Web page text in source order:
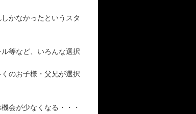
かなかったというスタ
等など、いろんな選択
のお子様・父兄が選択
会が少なくなる・・・